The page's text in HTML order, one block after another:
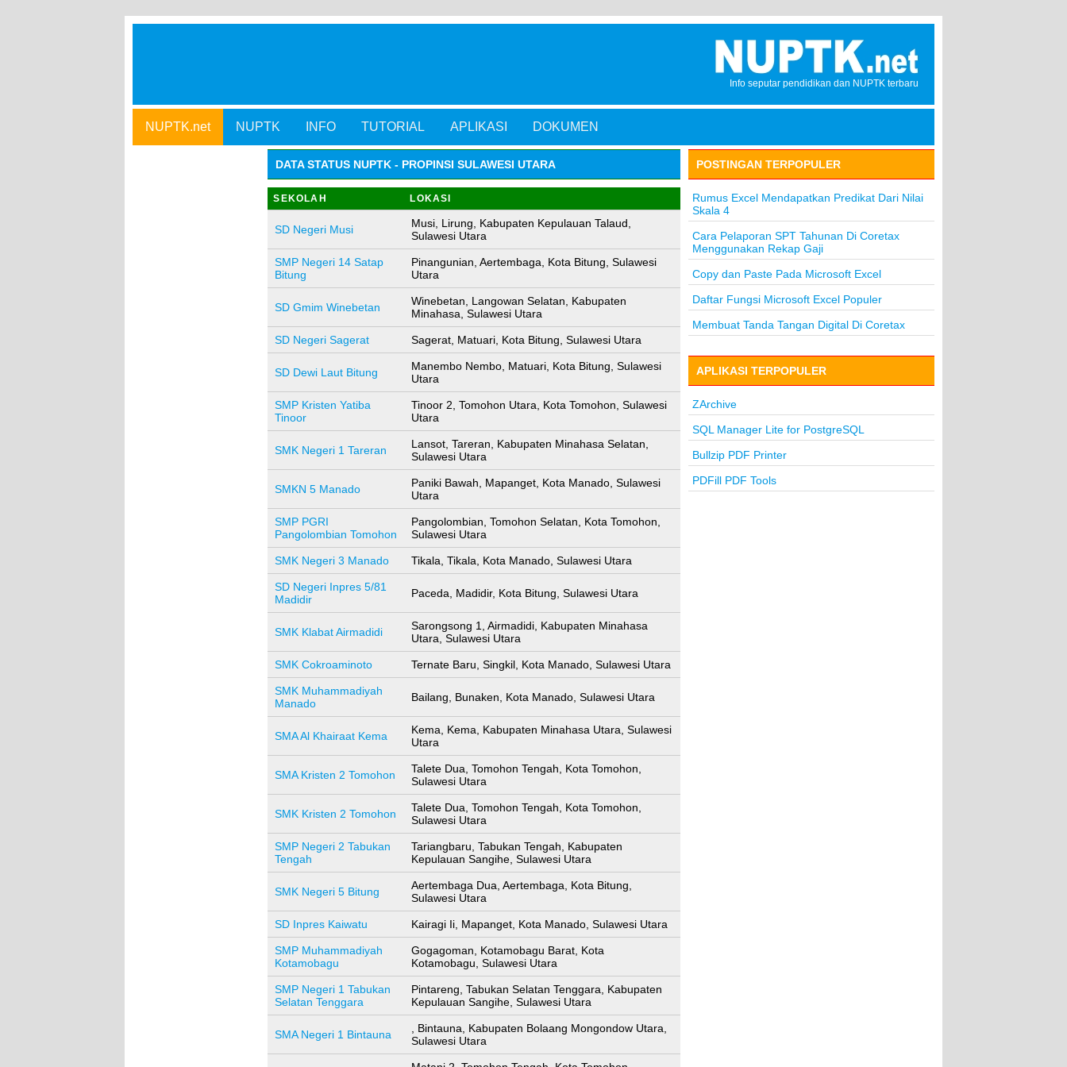
Info seputar pendidikan dan NUPTK terbaru
NUPTK.net NUPTK INFO TUTORIAL APLIKASI DOKUMEN
DATA STATUS NUPTK - PROPINSI SULAWESI UTARA
SEKOLAH LOKASI
SD Negeri Musi
Musi, Lirung, Kabupaten Kepulauan Talaud,
Sulawesi Utara
SMP Negeri 14 Satap
Bitung
Pinangunian, Aertembaga, Kota Bitung, Sulawesi
Utara
SD Gmim Winebetan
Winebetan, Langowan Selatan, Kabupaten
Minahasa, Sulawesi Utara
SD Negeri Sagerat Sagerat, Matuari, Kota Bitung, Sulawesi Utara
SD Dewi Laut Bitung
Manembo Nembo, Matuari, Kota Bitung, Sulawesi
Utara
SMP Kristen Yatiba
Tinoor
Tinoor 2, Tomohon Utara, Kota Tomohon, Sulawesi
Utara
SMK Negeri 1 Tareran
Lansot, Tareran, Kabupaten Minahasa Selatan,
Sulawesi Utara
SMKN 5 Manado
Paniki Bawah, Mapanget, Kota Manado, Sulawesi
Utara
SMP PGRI
Pangolombian Tomohon
Pangolombian, Tomohon Selatan, Kota Tomohon,
Sulawesi Utara
SMK Negeri 3 Manado Tikala, Tikala, Kota Manado, Sulawesi Utara
SD Negeri Inpres 5/81
Madidir
Paceda, Madidir, Kota Bitung, Sulawesi Utara
SMK Klabat Airmadidi
Sarongsong 1, Airmadidi, Kabupaten Minahasa
Utara, Sulawesi Utara
SMK Cokroaminoto Ternate Baru, Singkil, Kota Manado, Sulawesi Utara
SMK Muhammadiyah
Manado
Bailang, Bunaken, Kota Manado, Sulawesi Utara
SMA Al Khairaat Kema
Kema, Kema, Kabupaten Minahasa Utara, Sulawesi
Utara
SMA Kristen 2 Tomohon
Talete Dua, Tomohon Tengah, Kota Tomohon,
Sulawesi Utara
SMK Kristen 2 Tomohon
Talete Dua, Tomohon Tengah, Kota Tomohon,
Sulawesi Utara
SMP Negeri 2 Tabukan
Tengah
Tariangbaru, Tabukan Tengah, Kabupaten
Kepulauan Sangihe, Sulawesi Utara
SMK Negeri 5 Bitung
Aertembaga Dua, Aertembaga, Kota Bitung,
Sulawesi Utara
SD Inpres Kaiwatu Kairagi Ii, Mapanget, Kota Manado, Sulawesi Utara
SMP Muhammadiyah
Kotamobagu
Gogagoman, Kotamobagu Barat, Kota
Kotamobagu, Sulawesi Utara
SMP Negeri 1 Tabukan
Selatan Tenggara
Pintareng, Tabukan Selatan Tenggara, Kabupaten
Kepulauan Sangihe, Sulawesi Utara
SMA Negeri 1 Bintauna
, Bintauna, Kabupaten Bolaang Mongondow Utara,
Sulawesi Utara
POSTINGAN TERPOPULER
Rumus Excel Mendapatkan Predikat Dari Nilai
Skala 4
Cara Pelaporan SPT Tahunan Di Coretax
Menggunakan Rekap Gaji
Copy dan Paste Pada Microsoft Excel
Daftar Fungsi Microsoft Excel Populer
Membuat Tanda Tangan Digital Di Coretax
APLIKASI TERPOPULER
ZArchive
SQL Manager Lite for PostgreSQL
Bullzip PDF Printer
PDFill PDF Tools